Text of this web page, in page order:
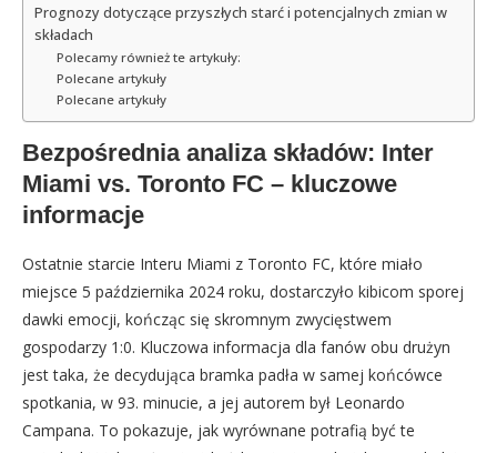
Prognozy dotyczące przyszłych starć i potencjalnych zmian w
składach
Polecamy również te artykuły:
Polecane artykuły
Polecane artykuły
Bezpośrednia analiza składów: Inter
Miami vs. Toronto FC – kluczowe
informacje
Ostatnie starcie Interu Miami z Toronto FC, które miało
miejsce 5 października 2024 roku, dostarczyło kibicom sporej
dawki emocji, kończąc się skromnym zwycięstwem
gospodarzy 1:0. Kluczowa informacja dla fanów obu drużyn
jest taka, że decydująca bramka padła w samej końcówce
spotkania, w 93. minucie, a jej autorem był Leonardo
Campana. To pokazuje, jak wyrównane potrafią być te